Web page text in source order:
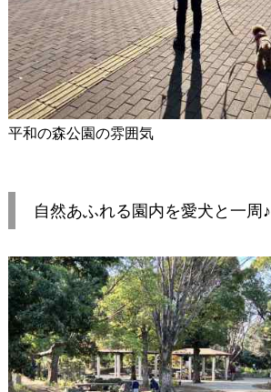
平和の森公園の雰囲気
自然あふれる園内を愛犬と一周♪